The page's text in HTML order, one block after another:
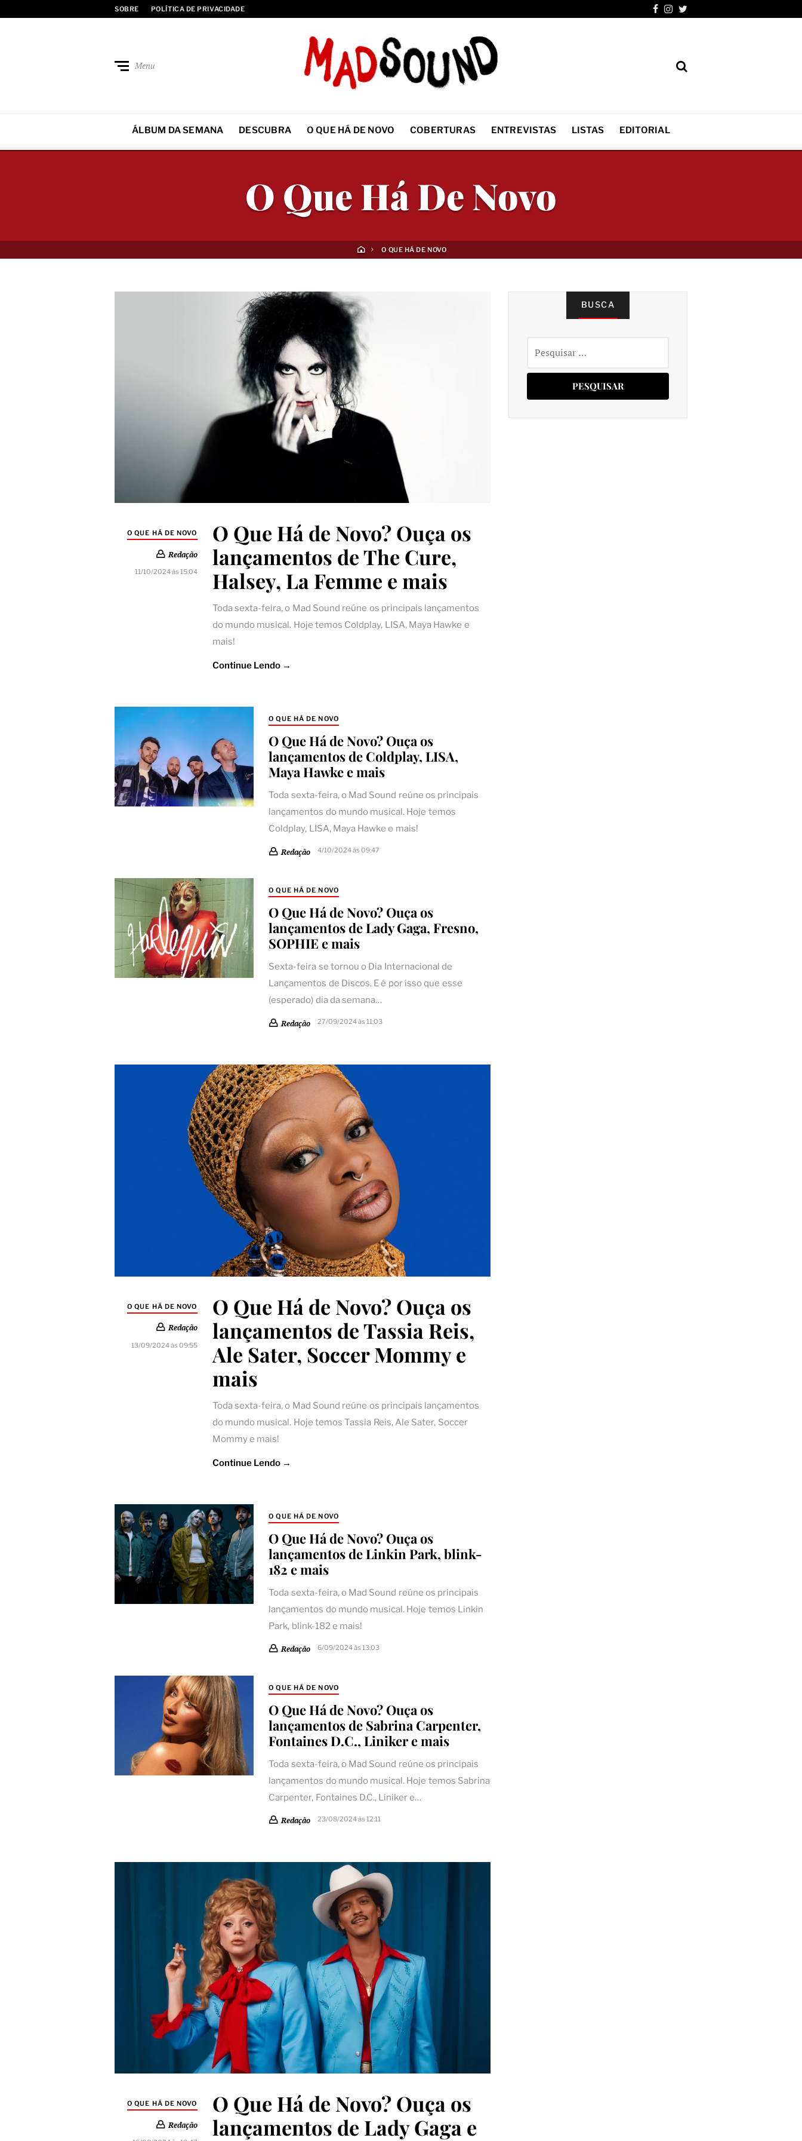
SOBRE POLÍTICA DE PRIVACIDADE
Menu
ÁLBUM DA SEMANA DESCUBRA O QUE HÁ DE NOVO COBERTURAS ENTREVISTAS LISTAS EDITORIAL
O Que Há De Novo
O QUE HÁ DE NOVO
O QUE HÁ DE NOVO
Redação
11/10/2024 às 15:04
O Que Há de Novo? Ouça os
lançamentos de The Cure,
Halsey, La Femme e mais
Toda sexta-feira, o Mad Sound reúne os principais lançamentos
do mundo musical. Hoje temos Coldplay, LISA, Maya Hawke e
mais!
Continue Lendo →
O QUE HÁ DE NOVO
O Que Há de Novo? Ouça os
lançamentos de Coldplay, LISA,
Maya Hawke e mais
Toda sexta-feira, o Mad Sound reúne os principais
lançamentos do mundo musical. Hoje temos
Coldplay, LISA, Maya Hawke e mais!
Redação 4/10/2024 às 09:47
O QUE HÁ DE NOVO
O Que Há de Novo? Ouça os
lançamentos de Lady Gaga, Fresno,
SOPHIE e mais
Sexta-feira se tornou o Dia Internacional de
Lançamentos de Discos. E é por isso que esse
(esperado) dia da semana…
Redação 27/09/2024 às 11:03
O QUE HÁ DE NOVO
Redação
13/09/2024 às 09:55
O Que Há de Novo? Ouça os
lançamentos de Tassia Reis,
Ale Sater, Soccer Mommy e
mais
Toda sexta-feira, o Mad Sound reúne os principais lançamentos
do mundo musical. Hoje temos Tassia Reis, Ale Sater, Soccer
Mommy e mais!
Continue Lendo →
O QUE HÁ DE NOVO
O Que Há de Novo? Ouça os
lançamentos de Linkin Park, blink-
182 e mais
Toda sexta-feira, o Mad Sound reúne os principais
lançamentos do mundo musical. Hoje temos Linkin
Park, blink-182 e mais!
Redação 6/09/2024 às 13:03
O QUE HÁ DE NOVO
O Que Há de Novo? Ouça os
lançamentos de Sabrina Carpenter,
Fontaines D.C., Liniker e mais
Toda sexta-feira, o Mad Sound reúne os principais
lançamentos do mundo musical. Hoje temos Sabrina
Carpenter, Fontaines D.C., Liniker e…
Redação 23/08/2024 às 12:11
O QUE HÁ DE NOVO
Redação
O Que Há de Novo? Ouça os
lançamentos de Lady Gaga e
BUSCA
por: